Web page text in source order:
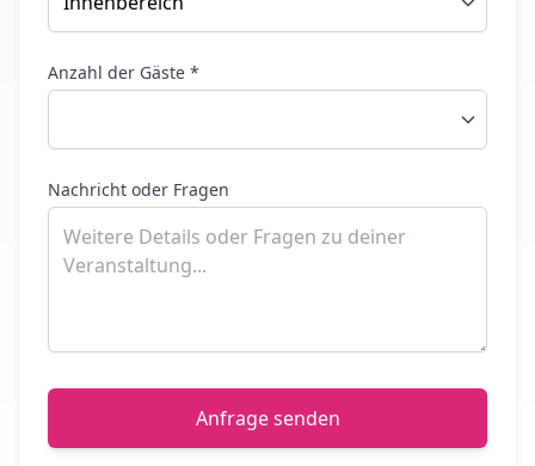
Anzahl der Gäste *
Nachricht oder Fragen
Anfrage senden